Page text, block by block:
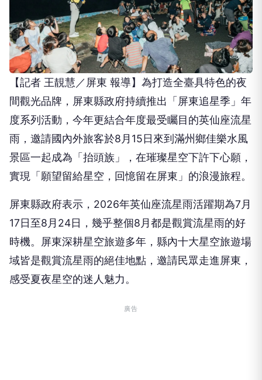
【記者 王靚慧／屏東 報導】為打造全臺具特色的夜
間觀光品牌，屏東縣政府持續推出「屏東追星季」年
度系列活動，今年更結合年度最受矚目的英仙座流星
雨，邀請國內外旅客於8月15日來到滿州鄉佳樂水風
景區一起成為「抬頭族」，在璀璨星空下許下心願，
實現「願望留給星空，回憶留在屏東」的浪漫旅程。
屏東縣政府表示，2026年英仙座流星雨活躍期為7月
17日至8月24日，幾乎整個8月都是觀賞流星雨的好
時機。屏東深耕星空旅遊多年，縣內十大星空旅遊場
域皆是觀賞流星雨的絕佳地點，邀請民眾走進屏東，
感受夏夜星空的迷人魅力。
廣告